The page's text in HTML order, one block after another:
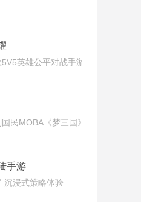
英雄公平对战手游
民MOBA《梦三国》端游！
手游
沉浸式策略体验